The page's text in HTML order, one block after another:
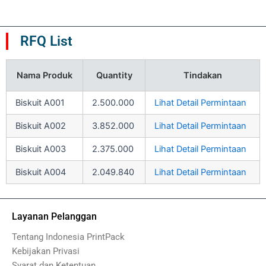
RFQ List
Nama Produk Quantity Tindakan
Biskuit A001 2.500.000 Lihat Detail Permintaan
Biskuit A002 3.852.000 Lihat Detail Permintaan
Biskuit A003 2.375.000 Lihat Detail Permintaan
Biskuit A004 2.049.840 Lihat Detail Permintaan
Layanan Pelanggan
Tentang Indonesia PrintPack
Kebijakan Privasi